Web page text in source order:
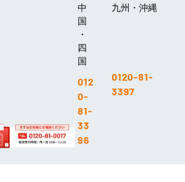
中
国
・
四
国
012
0-
81-
33
96
九州・沖縄
0120-81-
3397